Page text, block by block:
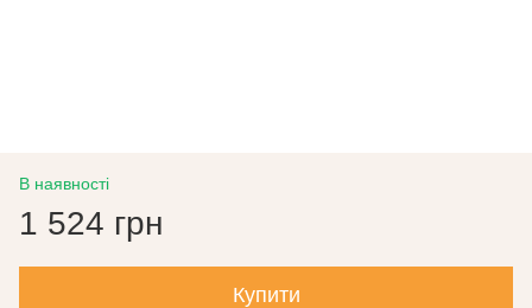
В наявності
1 524 грн
Купити